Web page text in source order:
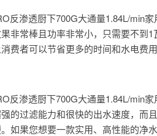
反渗透厨下700G大通量1.84L/min
非常棒且功率非常小，只需要不到
费者可以节省更多的时间和水电费用
反渗透厨下700G大通量1.84L/min
的过滤能力和很快的出水速度，而
如果您想要一款实用、高性能的净